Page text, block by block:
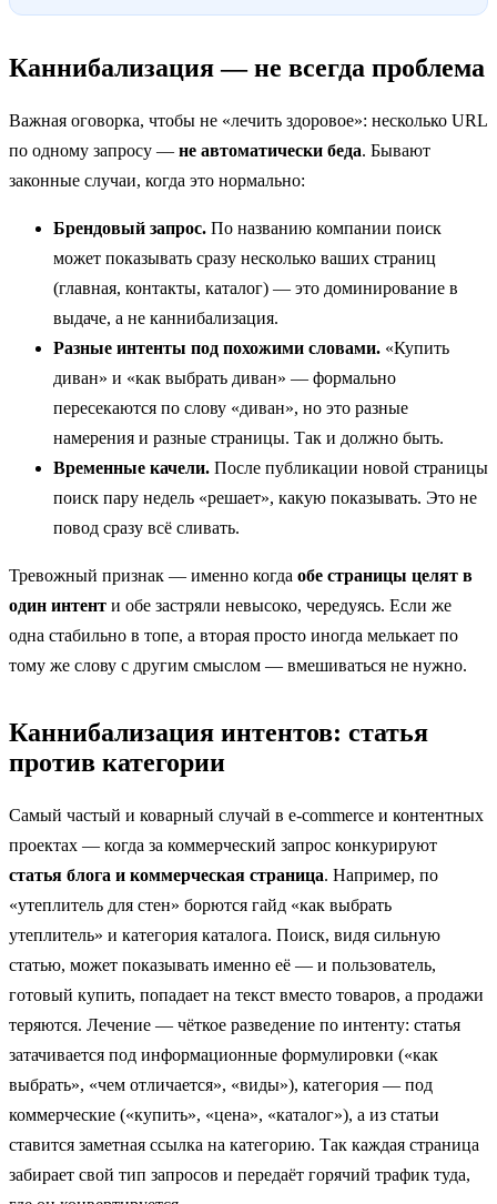
Каннибализация — не всегда проблема
Важная оговорка, чтобы не «лечить здоровое»: несколько URL
по одному запросу — не автоматически беда. Бывают
законные случаи, когда это нормально:
Брендовый запрос. По названию компании поиск
может показывать сразу несколько ваших страниц
(главная, контакты, каталог) — это доминирование в
выдаче, а не каннибализация.
Разные интенты под похожими словами. «Купить
диван» и «как выбрать диван» — формально
пересекаются по слову «диван», но это разные
намерения и разные страницы. Так и должно быть.
Временные качели. После публикации новой страницы
поиск пару недель «решает», какую показывать. Это не
повод сразу всё сливать.
Тревожный признак — именно когда обе страницы целят в
один интент и обе застряли невысоко, чередуясь. Если же
одна стабильно в топе, а вторая просто иногда мелькает по
тому же слову с другим смыслом — вмешиваться не нужно.
Каннибализация интентов: статья
против категории
Самый частый и коварный случай в e-commerce и контентных
проектах — когда за коммерческий запрос конкурируют
статья блога и коммерческая страница. Например, по
«утеплитель для стен» борются гайд «как выбрать
утеплитель» и категория каталога. Поиск, видя сильную
статью, может показывать именно её — и пользователь,
готовый купить, попадает на текст вместо товаров, а продажи
теряются. Лечение — чёткое разведение по интенту: статья
затачивается под информационные формулировки («как
выбрать», «чем отличается», «виды»), категория — под
коммерческие («купить», «цена», «каталог»), а из статьи
ставится заметная ссылка на категорию. Так каждая страница
забирает свой тип запросов и передаёт горячий трафик туда,